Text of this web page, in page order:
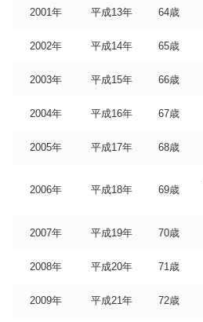
2001年 平成13年 64歳
2002年 平成14年 65歳
2003年 平成15年 66歳
2004年 平成16年 67歳
2005年 平成17年 68歳
2006年 平成18年 69歳
2007年 平成19年 70歳
2008年 平成20年 71歳
2009年 平成21年 72歳